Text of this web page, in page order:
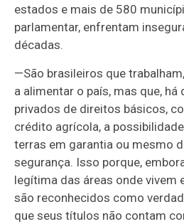
estados e mais de 580
parlamentar, enfrentam
décadas.
—São brasileiros que
a alimentar o país, mas que, há
privados de direitos básicos,
crédito agrícola, a
terras em garantia ou mesmo
segurança. Isso porque,
legítima das áreas onde vivem
são reconhecidos como
que seus títulos não contam